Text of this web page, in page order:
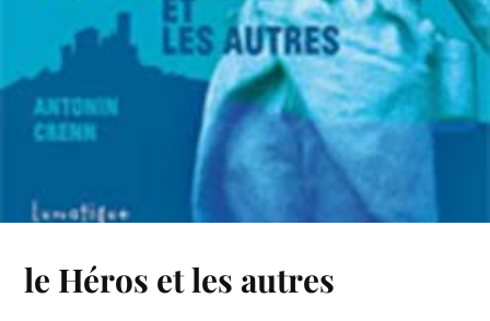
le Héros et les autres